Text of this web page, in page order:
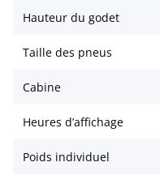
Hauteur du godet
Taille des pneus
Cabine
Heures d’affichage
Poids individuel